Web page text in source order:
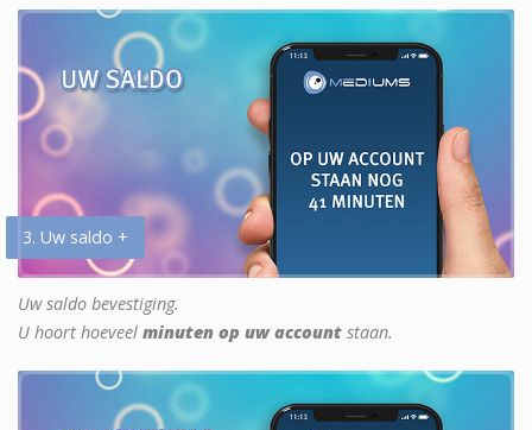
3. Uw saldo +
Uw saldo bevestiging.
U hoort hoeveel minuten op uw account staan.